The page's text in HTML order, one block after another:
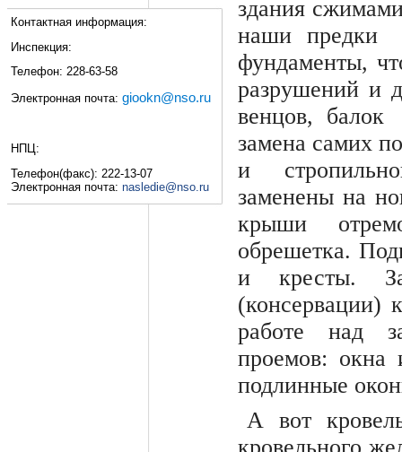
Контактная информация:
Инспекция:
Телефон: 228-63-58
Электронная почта: giookn@nso.ru
НПЦ:
Телефон(факс): 222-13-07
Электронная почта: nasledie@nso.ru
здания
наши предки
фундаменты,
разрушений и
венцов,
замена самих
и
заменены на
крыши
обрешетка.
и кресты.
(консервации)
работе над
проемов:
подлинные
А вот